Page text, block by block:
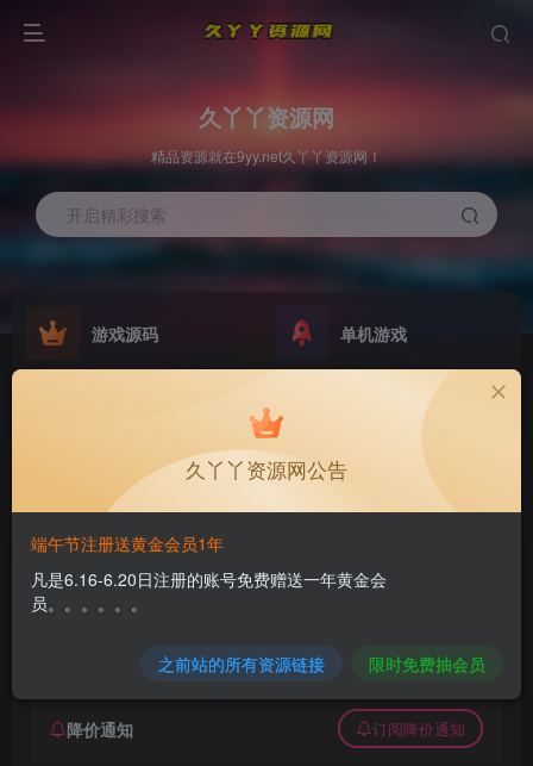
久丫丫资源网
精品资源就在9yy.net久丫丫资源网！
开启精彩搜索
游戏源码 单机游戏
GO
欢迎大家无偿赞助！
欢迎大家无偿赞助！
魔法气泡冠军 免安装绿色中文版
久丫丫
0 66 0
降价通知 订阅降价通知
久丫丫资源网公告
端午节注册送黄金会员1年
凡是6.16-6.20日注册的账号免费赠送一年黄金会
员。。。。。。
之前站的所有资源链接 限时免费抽会员